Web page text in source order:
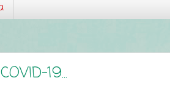
19...